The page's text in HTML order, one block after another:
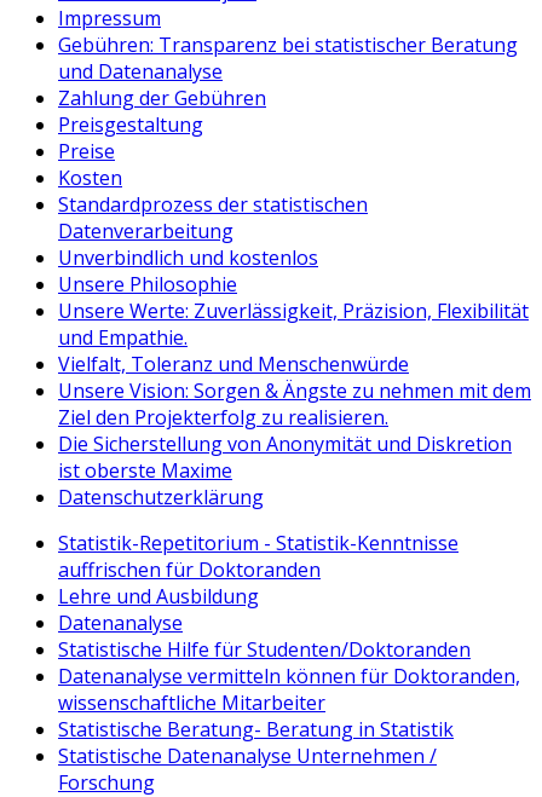
Impressum
Gebühren: Transparenz bei statistischer Beratung
und Datenanalyse
Zahlung der Gebühren
Preisgestaltung
Preise
Kosten
Standardprozess der statistischen
Datenverarbeitung
Unverbindlich und kostenlos
Unsere Philosophie
Unsere Werte: Zuverlässigkeit, Präzision, Flexibilität
und Empathie.
Vielfalt, Toleranz und Menschenwürde
Unsere Vision: Sorgen & Ängste zu nehmen mit dem
Ziel den Projekterfolg zu realisieren.
Die Sicherstellung von Anonymität und Diskretion
ist oberste Maxime
Datenschutzerklärung
Statistik-Repetitorium - Statistik-Kenntnisse
auffrischen für Doktoranden
Lehre und Ausbildung
Datenanalyse
Statistische Hilfe für Studenten/Doktoranden
Datenanalyse vermitteln können für Doktoranden,
wissenschaftliche Mitarbeiter
Statistische Beratung- Beratung in Statistik
Statistische Datenanalyse Unternehmen /
Forschung